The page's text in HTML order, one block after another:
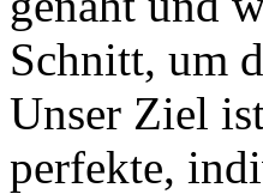
Schnitt, um
Unser Ziel
perfekte,